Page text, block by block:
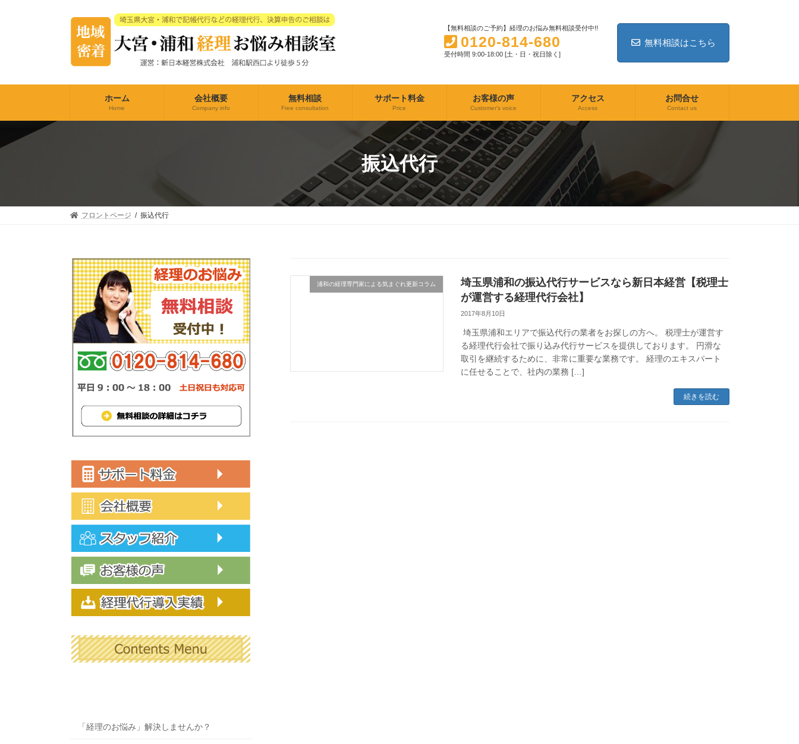
【無料相談のご予約】経理のお悩み無料相談受付中!!
0120-814-680
受付時間 9:00-18:00 [土・日・祝日除く]
無料相談はこちら
ホーム
Home
会社概要
Company info
無料相談
Free consultation
サポート料金
Price
お客様の声
Customer's voice
アクセス
Access
お問合せ
Contact us
振込代行
フロントページ 振込代行
浦和の経理専門家による気まぐれ更新コラム
埼玉県浦和の振込代行サービスなら新日本経営【税理士
が運営する経理代行会社】
2017年8月10日
埼玉県浦和エリアで振込代行の業者をお探しの方へ。 税理士が運営す
る経理代行会社で振り込み代行サービスを提供しております。 円滑な
取引を継続するために、非常に重要な業務です。 経理のエキスパート
に任せることで、社内の業務 […]
続きを読む
「経理のお悩み」解決しませんか？